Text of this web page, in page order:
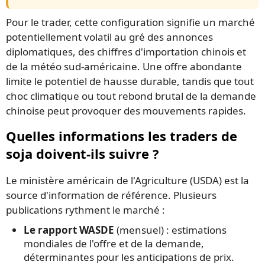
Pour le trader, cette configuration signifie un marché
potentiellement volatil au gré des annonces
diplomatiques, des chiffres d'importation chinois et
de la météo sud-américaine. Une offre abondante
limite le potentiel de hausse durable, tandis que tout
choc climatique ou tout rebond brutal de la demande
chinoise peut provoquer des mouvements rapides.
Quelles informations les traders de
soja doivent-ils suivre ?
Le ministère américain de l'Agriculture (USDA) est la
source d'information de référence. Plusieurs
publications rythment le marché :
Le rapport WASDE (mensuel) : estimations
mondiales de l'offre et de la demande,
déterminantes pour les anticipations de prix.